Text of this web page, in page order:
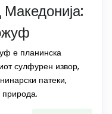
е планинска
сулфурен извор,
патеки,